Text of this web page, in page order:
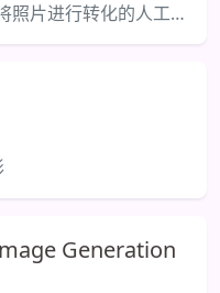
Designify是一款通过各种功能将照片进行转化的人工智能设计工具。
Generation